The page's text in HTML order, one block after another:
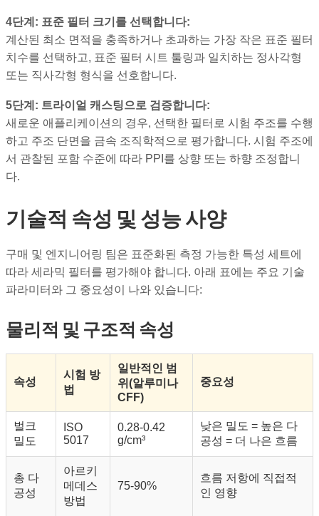
4단계: 표준 필터 크기를 선택합니다:
계산된 최소 면적을 충족하거나 초과하는 가장 작은 표준 필터
치수를 선택하고, 표준 필터 시트 툴링과 일치하는 정사각형
또는 직사각형 형식을 선호합니다.
5단계: 트라이얼 캐스팅으로 검증합니다:
새로운 애플리케이션의 경우, 선택한 필터로 시험 주조를 수행
하고 주조 단면을 금속 조직학적으로 평가합니다. 시험 주조에
서 관찰된 포함 수준에 따라 PPI를 상향 또는 하향 조정합니
다.
기술적 속성 및 성능 사양
구매 및 엔지니어링 팀은 표준화된 측정 가능한 특성 세트에
따라 세라믹 필터를 평가해야 합니다. 아래 표에는 주요 기술
파라미터와 그 중요성이 나와 있습니다:
물리적 및 구조적 속성
속성
시험 방
법
일반적인 범
위(알루미나
CFF)
중요성
벌크
밀도
ISO
5017
0.28-0.42
g/cm³
낮은 밀도 = 높은 다
공성 = 더 나은 흐름
총 다
공성
아르키
메데스
방법
75-90%
흐름 저항에 직접적
인 영향